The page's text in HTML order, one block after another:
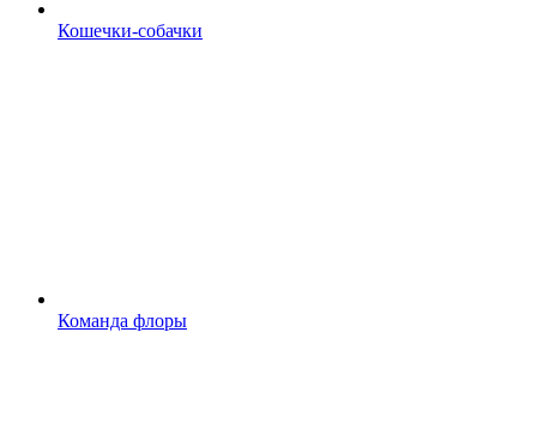
Кошечки-собачки
Команда флоры